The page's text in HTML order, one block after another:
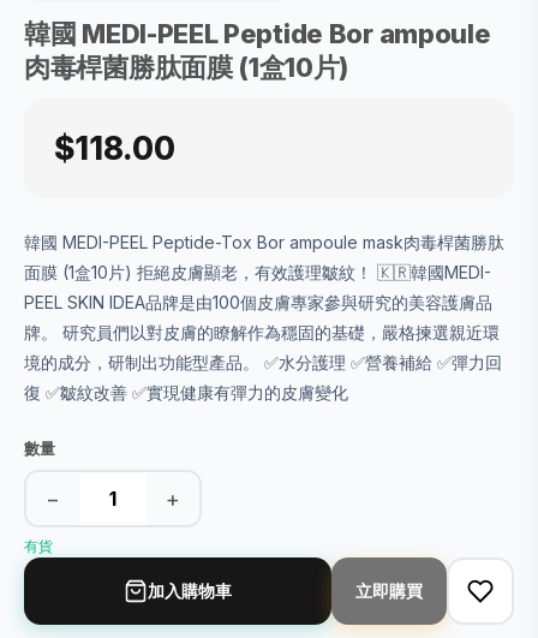
韓國 MEDI-PEEL Peptide Bor ampoule
肉毒桿菌勝肽面膜 (1盒10片)
$118.00
韓國 MEDI-PEEL Peptide-Tox Bor ampoule mask肉毒桿菌勝肽
面膜 (1盒10片) 拒絕皮膚顯老，有效護理皺紋！ 🇰🇷韓國MEDI-
PEEL SKIN IDEA品牌是由100個皮膚專家參與研究的美容護膚品
牌。 研究員們以對皮膚的瞭解作為穩固的基礎，嚴格揀選親近環
境的成分，研制出功能型產品。 ✅水分護理 ✅營養補給 ✅彈力回
復 ✅皺紋改善 ✅實現健康有彈力的皮膚變化
數量
− +
有貨
加入購物車 立即購買